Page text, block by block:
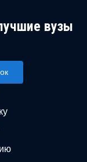
вузы